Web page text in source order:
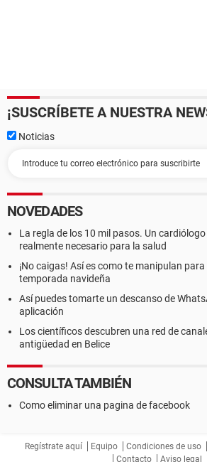
¡SUSCRÍBETE A NUESTRA
Noticias
NOVEDADES
La regla de los 10 mil pasos. Un
realmente necesario para la salud
¡No caigas! Así es como te manipulan
temporada navideña
Así puedes tomarte un descanso de
aplicación
Los científicos descubren una red de
antigüedad en Belice
CONSULTA TAMBIÉN
Como eliminar una pagina de facebook
Regístrate aquí Equipo Condiciones de uso
Contacto
Aviso legal